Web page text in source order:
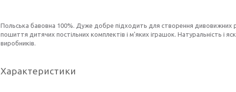
Польська бавовна 100%. Дуже добре підходить для створення
пошиття дитячих постільних комплектів і м'яких іграшок. Натуральність і
виробників.
Характеристики